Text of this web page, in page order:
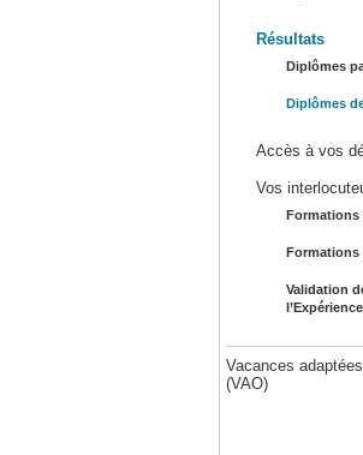
Résultats
Diplômes
Diplômes
Accès à vos
Vos
Formations
Formations
Validation
Vacances
(VAO)